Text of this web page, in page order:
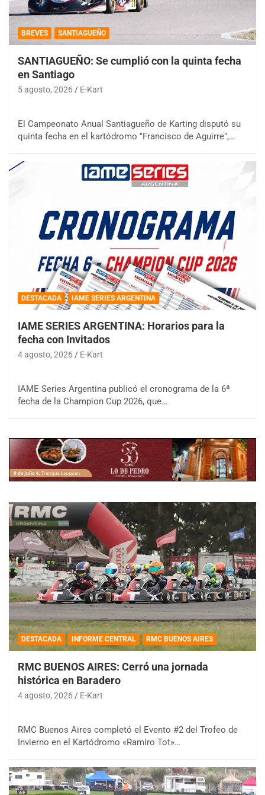
BREVES SANTIAGUEÑO
SANTIAGUEÑO: Se cumplió con la quinta fecha
en Santiago
5 agosto, 2026 E-Kart
El Campeonato Anual Santiagueño de Karting disputó su
quinta fecha en el kartódromo "Francisco de Aguirre",…
DESTACADA IAME SERIES ARGENTINA
IAME SERIES ARGENTINA: Horarios para la
fecha con Invitados
4 agosto, 2026 E-Kart
IAME Series Argentina publicó el cronograma de la 6ª
fecha de la Champion Cup 2026, que…
DESTACADA INFORME CENTRAL RMC BUENOS AIRES
RMC BUENOS AIRES: Cerró una jornada
histórica en Baradero
4 agosto, 2026 E-Kart
RMC Buenos Aires completó el Evento #2 del Trofeo de
Invierno en el Kartódromo «Ramiro Tot»…